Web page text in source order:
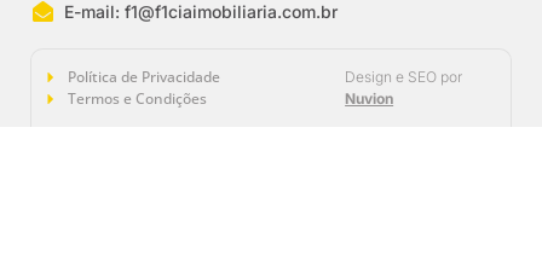
E-mail:f1@f1ciaimobiliaria.com.br
Política de Privacidade
Termos e Condições
Design e SEO por
Nuvion